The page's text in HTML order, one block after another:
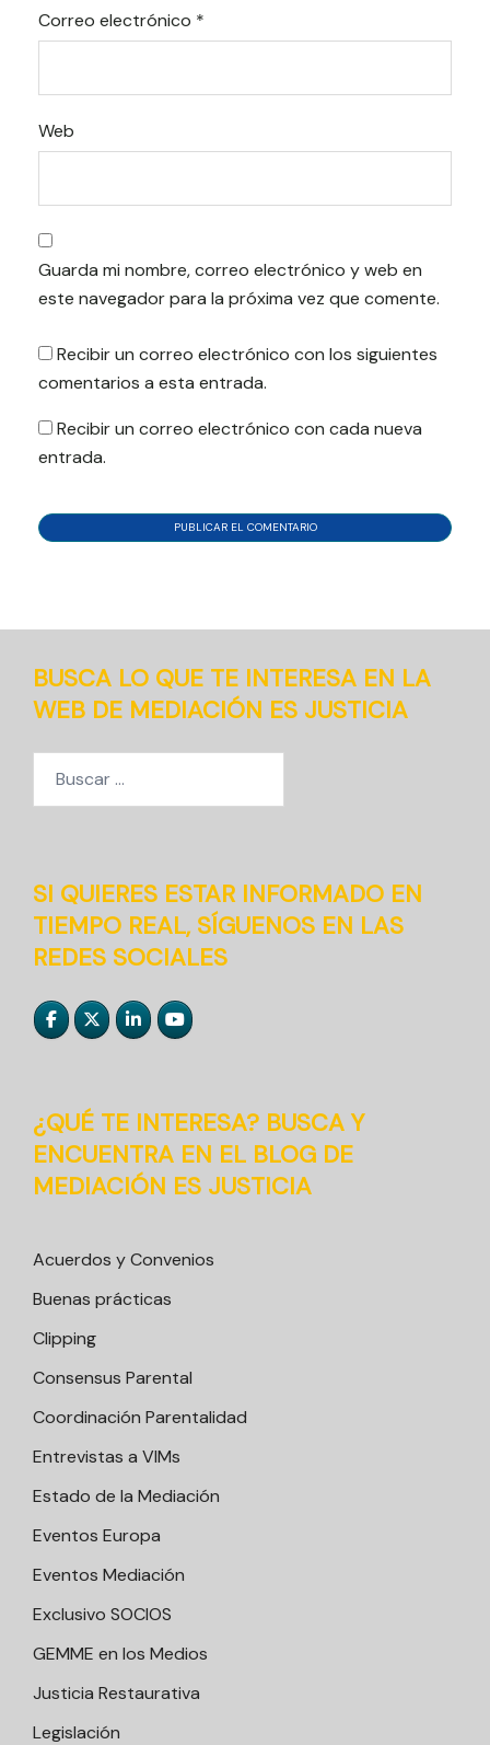
Correo electrónico *
Web
Guarda mi nombre, correo electrónico y web en
este navegador para la próxima vez que comente.
Recibir un correo electrónico con los siguientes
comentarios a esta entrada.
Recibir un correo electrónico con cada nueva
entrada.
BUSCA LO QUE TE INTERESA EN LA
WEB DE MEDIACIÓN ES JUSTICIA
SI QUIERES ESTAR INFORMADO EN
TIEMPO REAL, SÍGUENOS EN LAS
REDES SOCIALES
¿QUÉ TE INTERESA? BUSCA Y
ENCUENTRA EN EL BLOG DE
MEDIACIÓN ES JUSTICIA
Acuerdos y Convenios
Buenas prácticas
Clipping
Consensus Parental
Coordinación Parentalidad
Entrevistas a VIMs
Estado de la Mediación
Eventos Europa
Eventos Mediación
Exclusivo SOCIOS
GEMME en los Medios
Justicia Restaurativa
Legislación